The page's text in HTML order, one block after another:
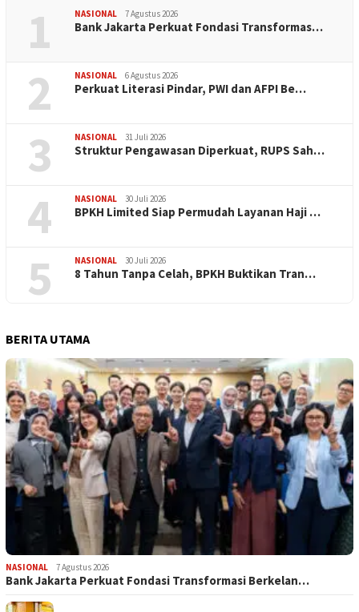
1 NASIONAL 7 Agustus 2026
Bank Jakarta Perkuat Fondasi Transformas…
2 NASIONAL 6 Agustus 2026
Perkuat Literasi Pindar, PWI dan AFPI Be…
3 NASIONAL 31 Juli 2026
​Struktur Pengawasan Diperkuat, RUPS Sah…
4 NASIONAL 30 Juli 2026
BPKH Limited Siap Permudah Layanan Haji …
5 NASIONAL 30 Juli 2026
​8 Tahun Tanpa Celah, BPKH Buktikan Tran…
BERITA UTAMA
NASIONAL 7 Agustus 2026
Bank Jakarta Perkuat Fondasi Transformasi Berkelan…